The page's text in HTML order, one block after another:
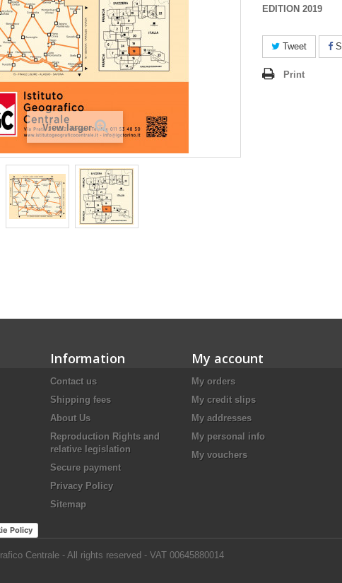
View larger
EDITION 2019
Tweet
Print
Information
Contact us
Shipping fees
About Us
Reproduction Rights and
relative legislation
Secure payment
Privacy Policy
Sitemap
Centrale - All rights reserved - VAT 00645880014
My account
My orders
My credit slips
My addresses
My personal info
My vouchers
Policy